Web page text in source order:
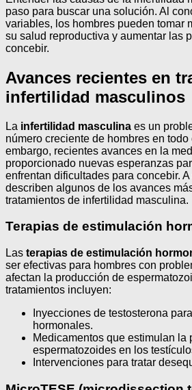
paso para buscar una solución. Al
variables, los hombres pueden tomar
su salud reproductiva y aumentar las
concebir.
Avances recientes en
infertilidad masculinos
La infertilidad masculina es un
número creciente de hombres en todo
embargo, recientes avances en la
proporcionado nuevas esperanzas
enfrentan dificultades para concebir.
describen algunos de los avances
tratamientos de infertilidad masculina.
Terapias de estimulación
Las terapias de estimulación
ser efectivas para hombres con
afectan la producción de
tratamientos incluyen:
Inyecciones de testosterona
hormonales.
Medicamentos que estimulan la
espermatozoides en los
Intervenciones para tratar